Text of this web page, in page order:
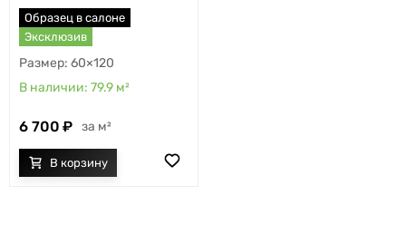
Образец в салоне
Эксклюзив
60×120
79.9 м²
6 700 м²